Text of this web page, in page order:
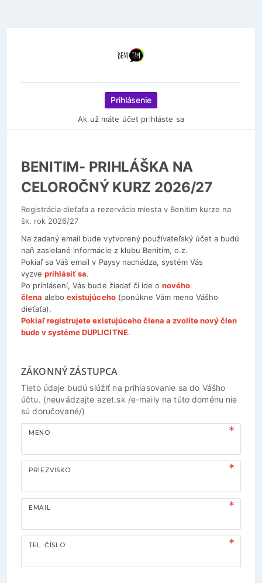
Prihlásenie
Ak už máte účet prihláste sa
BENITIM- PRIHLÁŠKA NA
CELOROČNÝ KURZ 2026/27
Registrácia dieťaťa a rezervácia miesta v Benitim kurze na
šk. rok 2026/27
Na zadaný email bude vytvorený používateľský účet a budú
naň zasielané informácie z klubu Benitim, o.z.
Pokiaľ sa Váš email v Paysy nachádza, systém Vás
vyzveprihlásiť sa.
Po prihlásení, Vás bude žiadať či ide o nového
člena aleboexistujúceho(ponúkne Vám meno Vášho
dieťaťa).
Pokiaľ registrujete existujúceho člena a zvolíte nový člen
bude v systéme DUPLICITNE.
ZÁKONNÝ ZÁSTUPCA
Tieto údaje budú slúžiť na prihlasovanie sa do Vášho
účtu. (neuvádzajte azet.sk /e-maily na túto doménu nie
sú doručované/)
MENO
PRIEZVISKO
EMAIL
TEL. ČÍSLO